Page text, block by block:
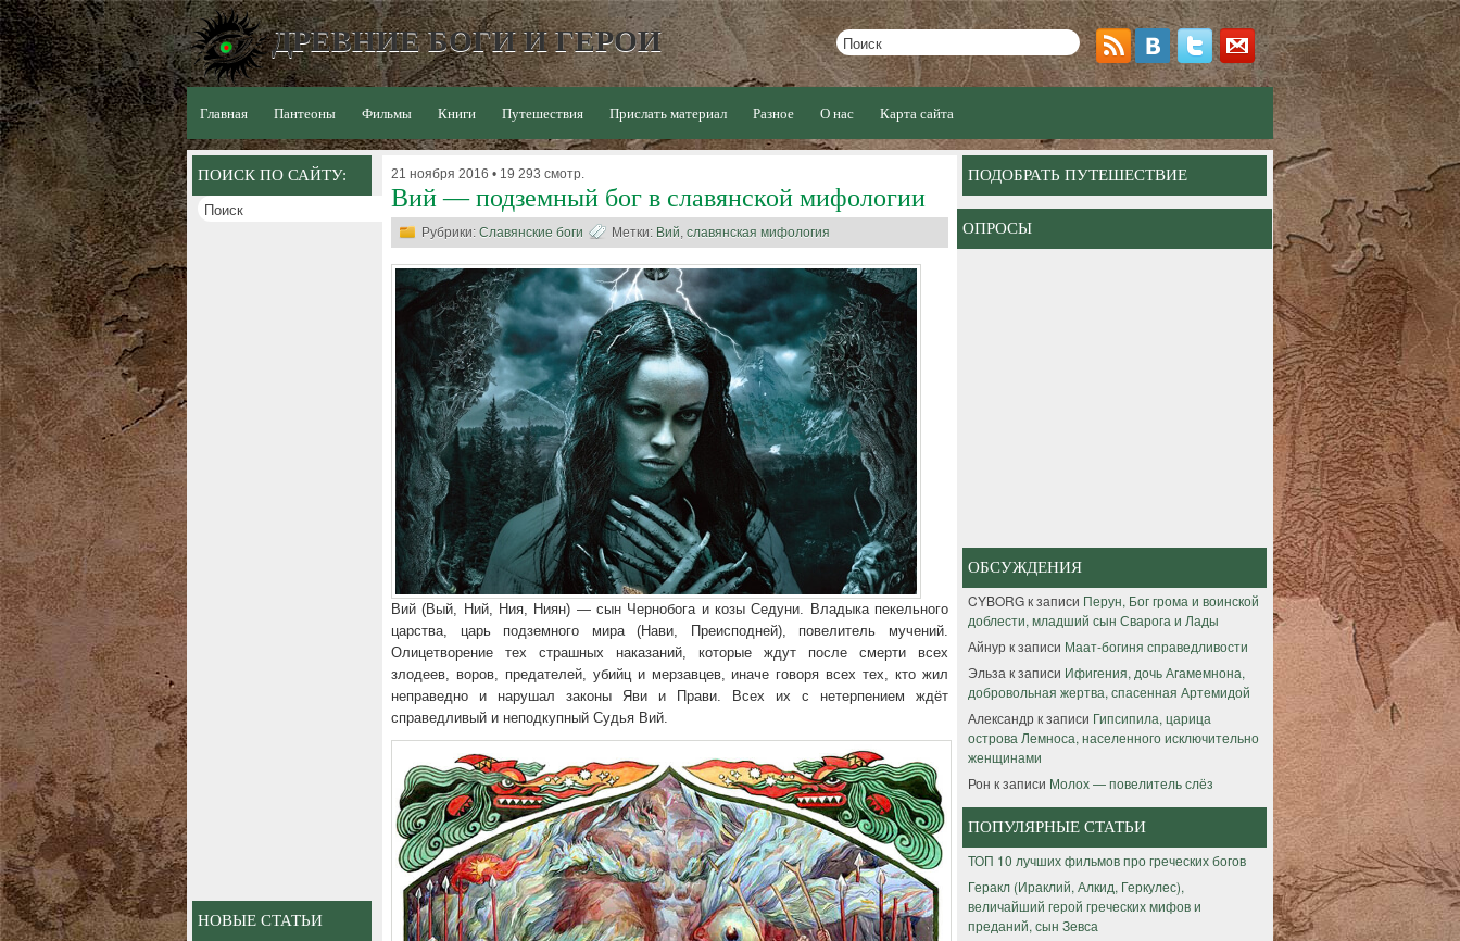
ДРЕВНИЕ БОГИ И ГЕРОИ
Главная Пантеоны Фильмы Книги Путешествия Прислать материал Разное О нас Карта сайта
ПОИСК ПО САЙТУ:
НОВЫЕ СТАТЬИ
21 ноября 2016 • 19 293 смотр.
Вий — подземный бог в славянской мифологии
Рубрики: Славянские боги Метки: Вий, славянская мифология
Вий (Вый, Ний, Ния, Ниян) — сын Чернобога и козы Седуни. Владыка пекельного
царства, царь подземного мира (Нави, Преисподней), повелитель мучений.
Олицетворение тех страшных наказаний, которые ждут после смерти всех
злодеев, воров, предателей, убийц и мерзавцев, иначе говоря всех тех, кто жил
неправедно и нарушал законы Яви и Прави. Всех их с нетерпением ждёт
справедливый и неподкупный Судья Вий.
ПОДОБРАТЬ ПУТЕШЕСТВИЕ
ОПРОСЫ
ОБСУЖДЕНИЯ
CYBORGк записи Перун, Бог грома и воинской
доблести, младший сын Сварога и Лады
Айнурк записи Маат-богиня справедливости
Эльза к записи Ифигения, дочь Агамемнона,
добровольная жертва, спасенная Артемидой
Александрк записи Гипсипила, царица
острова Лемноса, населенного исключительно
женщинами
Рон к записи Молох — повелитель слёз
ПОПУЛЯРНЫЕ СТАТЬИ
ТОП 10 лучших фильмов про греческих богов
Геракл (Ираклий, Алкид, Геркулес),
величайший герой греческих мифов и
преданий, сын Зевса